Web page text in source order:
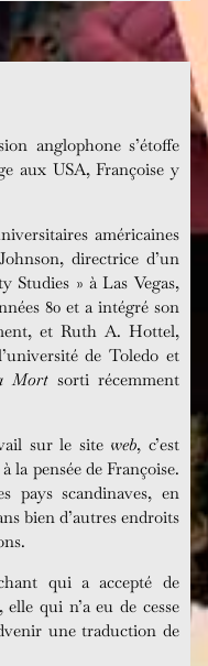
anglophone s’étoffe
aux USA, Françoise y
américaines
directrice d’un
Studies » à Las Vegas,
80 et a intégré son
et Ruth A. Hottel,
de Toledo et
Mort sorti récemment
sur le site web, c’est
la pensée de Françoise.
pays scandinaves, en
bien d’autres endroits
qui a accepté de
qui n’a eu de cesse
une traduction de